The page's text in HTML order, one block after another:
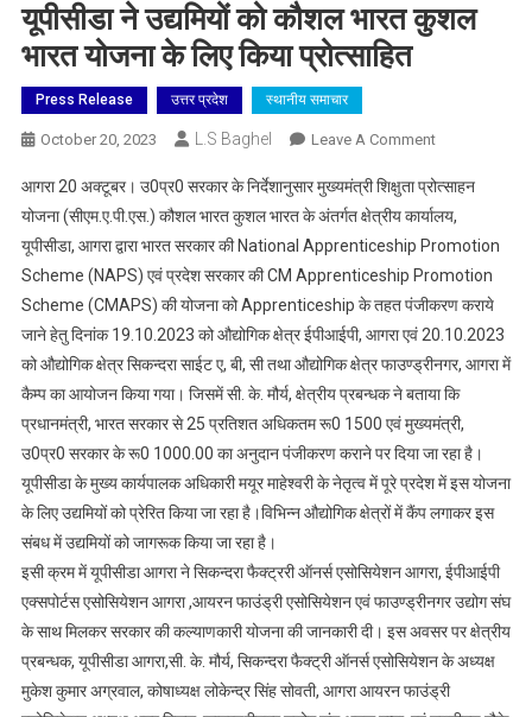
यूपीसीडा ने उद्यमियों को कौशल भारत कुशल
भारत योजना के लिए किया प्रोत्साहित
Press Release उत्तर प्रदेश स्थानीय समाचार
October 20, 2023 L.S Baghel Leave A CommentOn
ने
उद्यमियों
को
कौशल
भारत
कुशल
भारत
योजना
के
लिए
किया
प्रोत्साहित
आगरा 20 अक्टूबर। उ0प्र0 सरकार के निर्देशानुसार मुख्यमंत्री शिक्षुता प्रोत्साहन
योजना (सीएम.ए.पी.एस.) कौशल भारत कुशल भारत के अंतर्गत क्षेत्रीय कार्यालय,
यूपीसीडा, आगरा द्वारा भारत सरकार की National Apprenticeship Promotion
Scheme (NAPS) एवं प्रदेश सरकार की CM Apprenticeship Promotion
Scheme (CMAPS) की योजना को Apprenticeship के तहत पंजीकरण कराये
जाने हेतु दिनांक 19.10.2023 को औद्योगिक क्षेत्र ईपीआईपी, आगरा एवं 20.10.2023
को औद्योगिक क्षेत्र सिकन्दरा साईट ए, बी, सी तथा औद्योगिक क्षेत्र फाउण्ड्रीनगर, आगरा में
कैम्प का आयोजन किया गया। जिसमें सी. के. मौर्य, क्षेत्रीय प्रबन्धक ने बताया कि
प्रधानमंत्री, भारत सरकार से 25 प्रतिशत अधिकतम रू0 1500 एवं मुख्यमंत्री,
उ0प्र0 सरकार के रू0 1000.00 का अनुदान पंजीकरण कराने पर दिया जा रहा है।
यूपीसीडा के मुख्य कार्यपालक अधिकारी मयूर माहेश्वरी के नेतृत्व में पूरे प्रदेश में इस योजना
के लिए उद्यमियों को प्रेरित किया जा रहा है।विभिन्न औद्योगिक क्षेत्रों में कैंप लगाकर इस
संबध में उद्यमियों को जागरूक किया जा रहा है।
इसी क्रम में यूपीसीडा आगरा ने सिकन्दरा फैक्ट्ररी ऑनर्स एसोसियेशन आगरा, ईपीआईपी
एक्सपोर्टस एसोसियेशन आगरा ,आयरन फाउंड्री एसोसियेशन एवं फाउण्ड्रीनगर उद्योग संघ
के साथ मिलकर सरकार की कल्याणकारी योजना की जानकारी दी। इस अवसर पर क्षेत्रीय
प्रबन्धक, यूपीसीडा आगरा,सी. के. मौर्य, सिकन्दरा फैक्ट्री ऑनर्स एसोसियेशन के अध्यक्ष
मुकेश कुमार अग्रवाल, कोषाध्यक्ष लोकेन्द्र सिंह सोवती, आगरा आयरन फाउंड्री